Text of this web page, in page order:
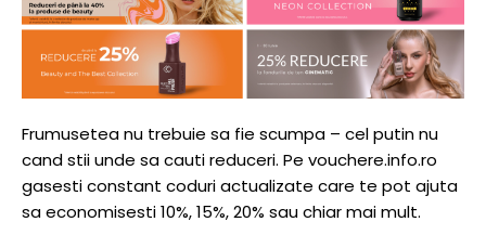
Frumusetea nu trebuie sa fie scumpa – cel putin nu
cand stii unde sa cauti reduceri. Pe vouchere.info.ro
gasesti constant coduri actualizate care te pot ajuta
sa economisesti 10%, 15%, 20% sau chiar mai mult.